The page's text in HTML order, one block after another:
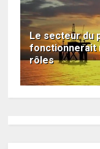
Le secteur du
fonctionnerait
rôles